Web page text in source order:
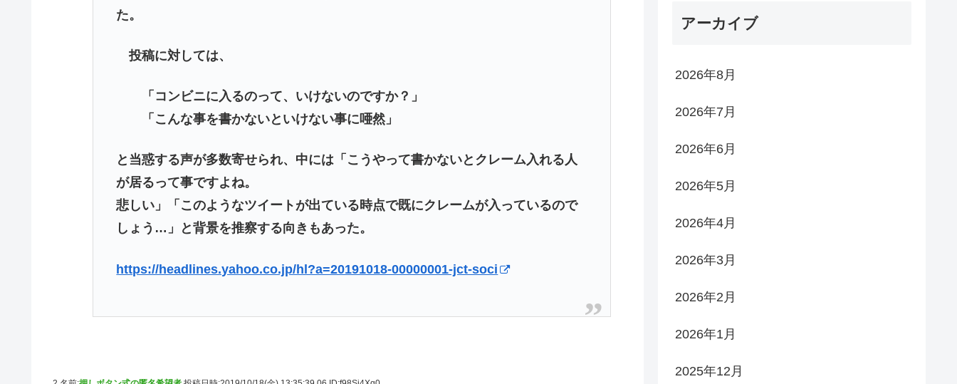
た。
投稿に対しては、
「コンビニに入るのって、いけないのですか？」
「こんな事を書かないといけない事に唖然」
と当惑する声が多数寄せられ、中には「こうやって書かないとクレーム入れる人
が居るって事ですよね。
悲しい」「このようなツイートが出ている時点で既にクレームが入っているので
しょう…」と背景を推察する向きもあった。
https://headlines.yahoo.co.jp/hl?a=20191018-00000001-jct-soci
アーカイブ
2026年8月
2026年7月
2026年6月
2026年5月
2026年4月
2026年3月
2026年2月
2026年1月
2025年12月